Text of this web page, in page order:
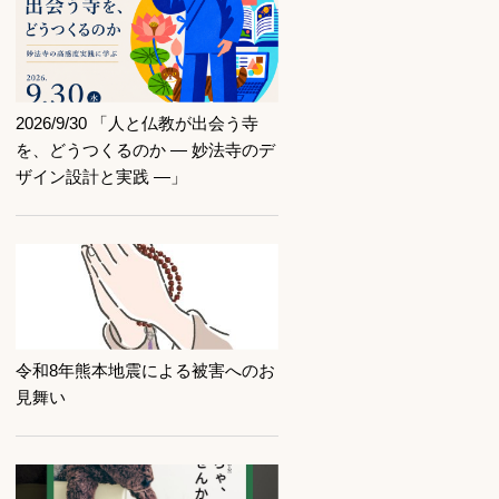
2026/9/30 「人と仏教が出会う寺
を、どうつくるのか ― 妙法寺のデ
ザイン設計と実践 ―」
記事を読む
令和8年熊本地震による被害へのお
見舞い
記事を読む